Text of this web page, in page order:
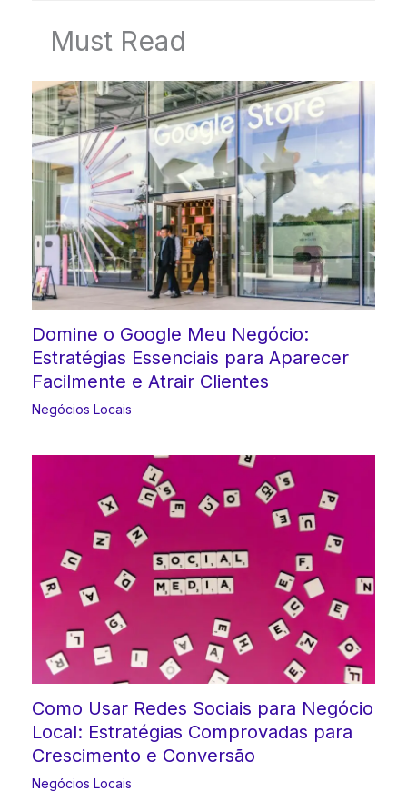
Must Read
Domine o Google Meu Negócio:
Estratégias Essenciais para Aparecer
Facilmente e Atrair Clientes
Negócios Locais
Como Usar Redes Sociais para Negócio
Local: Estratégias Comprovadas para
Crescimento e Conversão
Negócios Locais